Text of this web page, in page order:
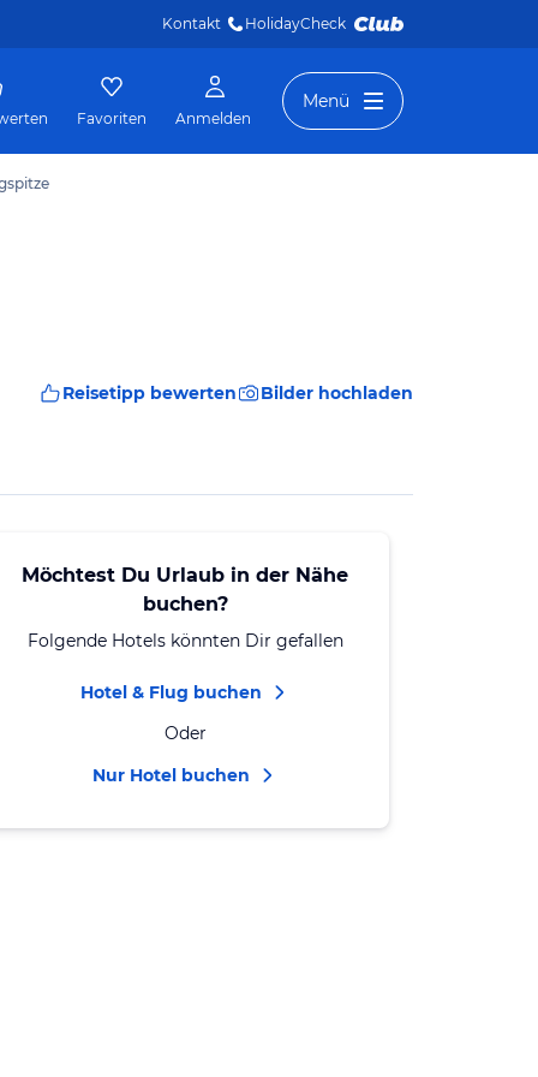
Kontakt HolidayCheck
Favoriten Anmelden
Menü
Reisetipp bewerten Bilder hochladen
Möchtest Du Urlaub in der Nähe
buchen?
Folgende Hotels könnten Dir gefallen
Hotel & Flug buchen
Oder
Nur Hotel buchen